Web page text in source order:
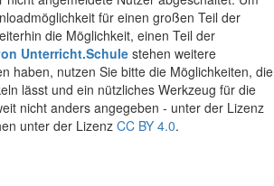
für einen großen Teil der
die Möglichkeit, einen Teil der
Unterricht.Schulestehen weitere
haben, nutzen Sie bitte die Möglichkeiten, die
lässt und ein nützliches Werkzeug für die
nicht anders angegeben - unter der Lizenz
unter der Lizenz CC BY 4.0.